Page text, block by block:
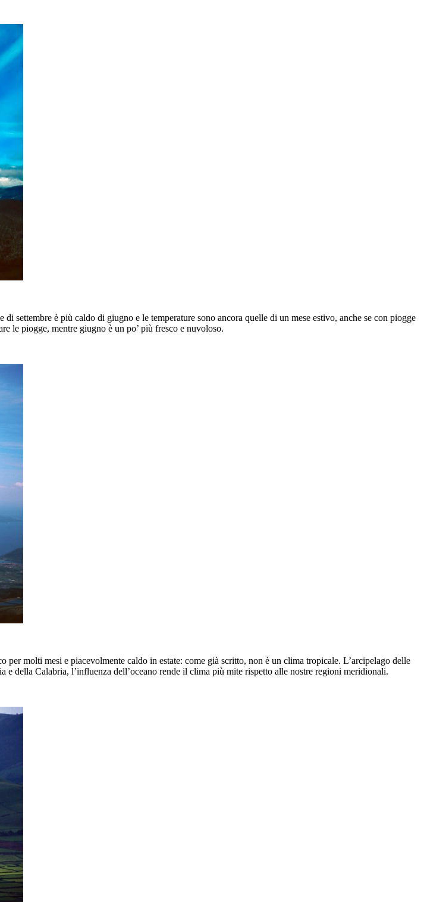
settembre è più caldo di giugno e le temperature sono ancora quelle di un mese estivo, anche se con piogge
le piogge, mentre giugno è un po’ più fresco e nuvoloso.
molti mesi e piacevolmente caldo in estate: come già scritto, non è un clima tropicale. L’arcipelago delle
della Calabria, l’influenza dell’oceano rende il clima più mite rispetto alle nostre regioni meridionali.